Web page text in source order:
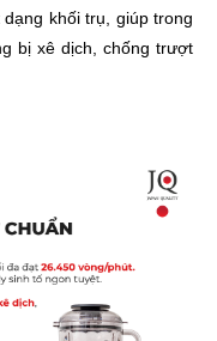
khối trụ, giúp trong
bị xê dịch, chống trượt